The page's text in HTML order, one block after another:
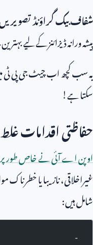
شفاف بیک گراؤنڈ
پیشہ ورانہ ڈیزائنز کے لیے
یہ سب کچھ اب چیٹ جی پی ٹی
سکتا ہے!
حفاظتی اقدامات
اوپن اے آئی نے خاص طور پر
غیراخلاقی، نازیبا یا
شامل ہیں:
-